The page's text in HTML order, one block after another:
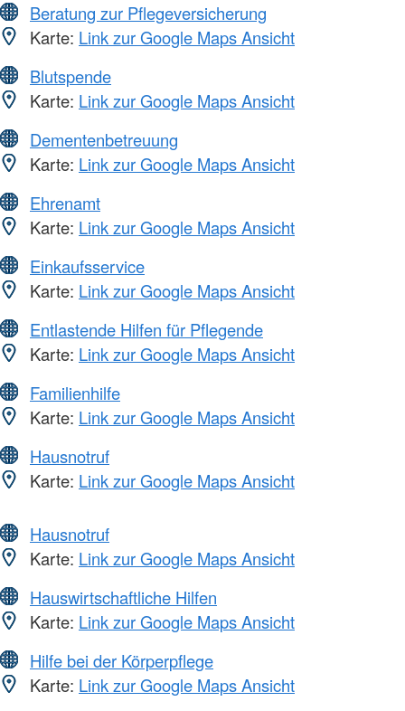
Beratung zur Pflegeversicherung
Karte: Link zur Google Maps Ansicht
Blutspende
Karte: Link zur Google Maps Ansicht
Dementenbetreuung
Karte: Link zur Google Maps Ansicht
Ehrenamt
Karte: Link zur Google Maps Ansicht
Einkaufsservice
Karte: Link zur Google Maps Ansicht
Entlastende Hilfen für Pflegende
Karte: Link zur Google Maps Ansicht
Familienhilfe
Karte: Link zur Google Maps Ansicht
Hausnotruf
Karte: Link zur Google Maps Ansicht
Hausnotruf
Karte: Link zur Google Maps Ansicht
Hauswirtschaftliche Hilfen
Karte: Link zur Google Maps Ansicht
Hilfe bei der Körperpflege
Karte: Link zur Google Maps Ansicht